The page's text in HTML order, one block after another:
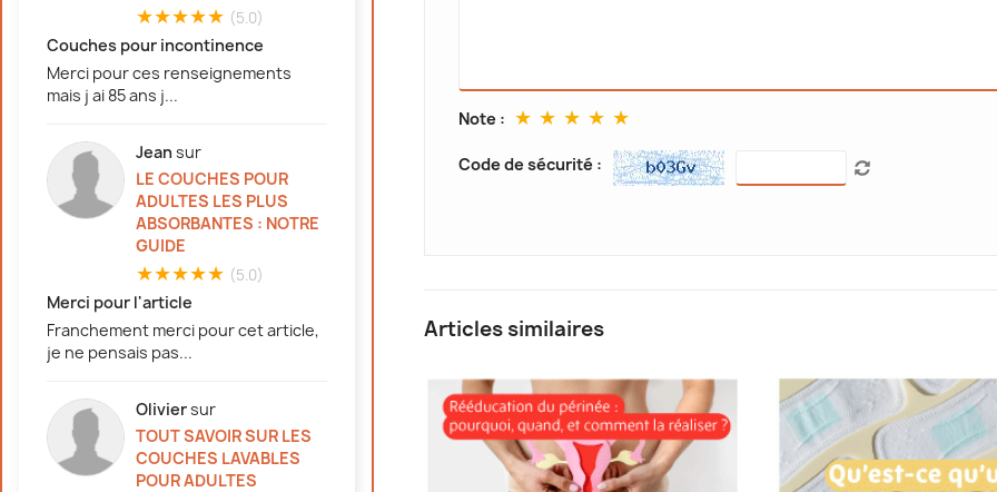
★★★★★ (5.0)
Couches pour incontinence
Merci pour ces renseignements
mais j ai 85 ans j...
Jean sur
LE COUCHES POUR
ADULTES LES PLUS
ABSORBANTES : NOTRE
GUIDE
★★★★★ (5.0)
Merci pour l'article
Franchement merci pour cet article,
je ne pensais pas...
Oliviersur
TOUT SAVOIR SUR LES
COUCHES LAVABLES
POUR ADULTES
Note : ★ ★ ★ ★ ★
Code de sécurité :
Articles similaires